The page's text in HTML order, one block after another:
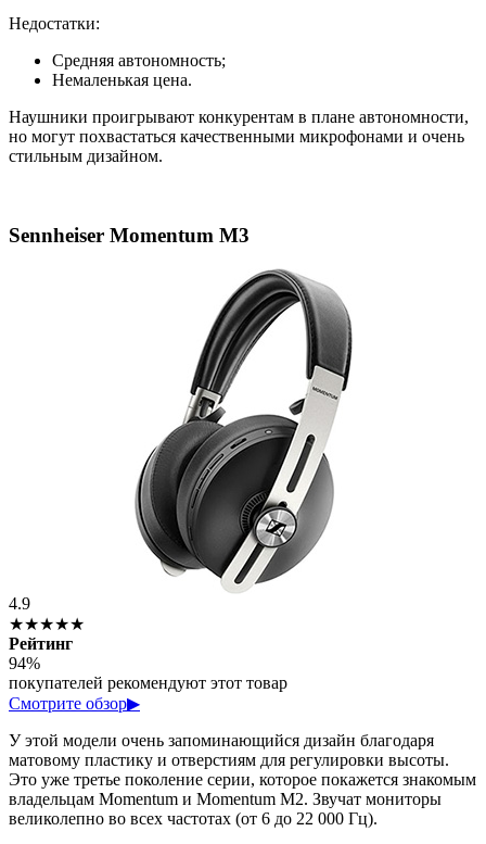
Недостатки:
Средняя автономность;
Немаленькая цена.
Наушники проигрывают конкурентам в плане автономности,
но могут похвастаться качественными микрофонами и очень
стильным дизайном.
Sennheiser Momentum M3
4.9
★★★★★
Рейтинг
94%
покупателей рекомендуют этот товар
Смотрите обзор▶
У этой модели очень запоминающийся дизайн благодаря
матовому пластику и отверстиям для регулировки высоты.
Это уже третье поколение серии, которое покажется знакомым
владельцам Momentum и Momentum M2. Звучат мониторы
великолепно во всех частотах (от 6 до 22 000 Гц).